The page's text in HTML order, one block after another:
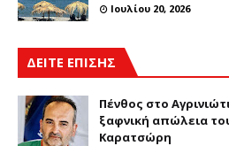
Ιουλίου 20, 2026
ΔΕΙΤΕ ΕΠΙΣΗΣ
Πένθος στο
ξαφνική απώλεια
Καρατσώρη